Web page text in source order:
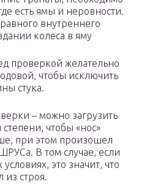
есть ямы и неровности.
внутреннего
колеса в яму
проверкой желательно
чтобы исключить
стука.
– можно загрузить
чтобы «нос»
при этом произошел
В том случае, если
это значит, что
строя.